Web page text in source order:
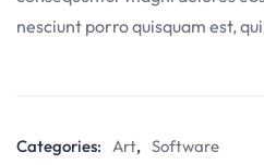
nesciunt porro quisquam est,
Categories: Art, Software